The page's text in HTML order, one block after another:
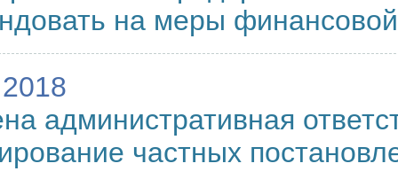
на меры
административная
частных